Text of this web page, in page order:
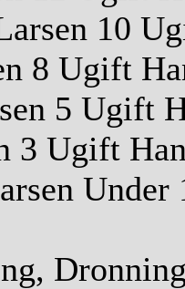
10
8 Ugift
5 Ugift
3 Ugift